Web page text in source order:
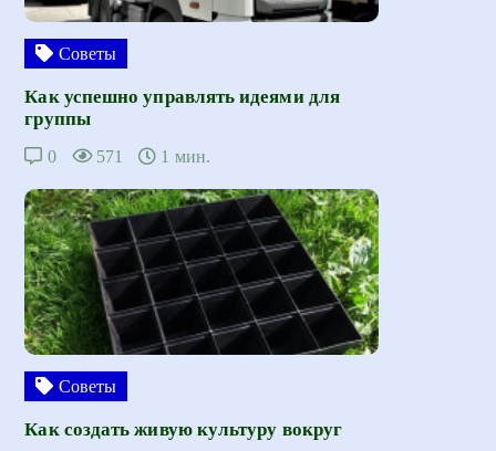
Советы
Как успешно управлять идеями для
группы
0 571 1 мин.
Советы
Как создать живую культуру вокруг